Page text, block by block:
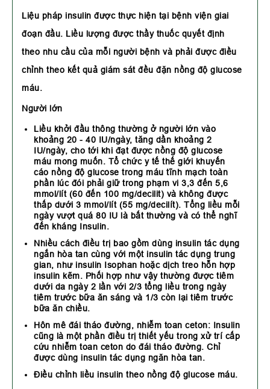
Liệu pháp insulin được thực hiện tại bệnh viện giai
đoạn đầu. Liều lượng được thầy thuốc quyết định
theo nhu cầu của mỗi người bệnh và phải được điều
chỉnh theo kết quả giám sát đều đặn nồng độ glucose
máu.
Người lớn
Liều khởi đầu thông thường ở người lớn vào
khoảng 20 - 40 IU/ngày, tăng dần khoảng 2
IU/ngày, cho tới khi đạt được nồng độ glucose
máu mong muốn. Tổ chức y tế thế giới khuyến
cáo nồng độ glucose trong máu tĩnh mạch toàn
phần lúc đói phải giữ trong phạm vi 3,3 đến 5,6
mmol/lít (60 đến 100 mg/decilit) và không được
thấp dưới 3 mmol/lít (55 mg/decilít). Tổng liều mỗi
ngày vượt quá 80 IU là bất thường và có thể nghĩ
đến kháng Insulin.
Nhiều cách điều trị bao gồm dùng insulin tác dụng
ngắn hòa tan cùng với một insulin tác dụng trung
gian, như insulin Isophan hoặc dịch treo hỗn hợp
insulin kẽm. Phối hợp như vậy thường được tiêm
dưới da ngày 2 lần với 2/3 tổng liều trong ngày
tiêm trước bữa ăn sáng và 1/3 còn lại tiêm trước
bữa ăn chiều.
Hôn mê đái tháo đường, nhiễm toan ceton: Insulin
cũng là một phần điều trị thiết yếu trong xử trí cấp
cứu nhiễm toan ceton do đái tháo đường. Chỉ
được dùng insulin tác dụng ngăn hòa tan.
Điều chỉnh liều insulin theo nồng độ glucose máu.